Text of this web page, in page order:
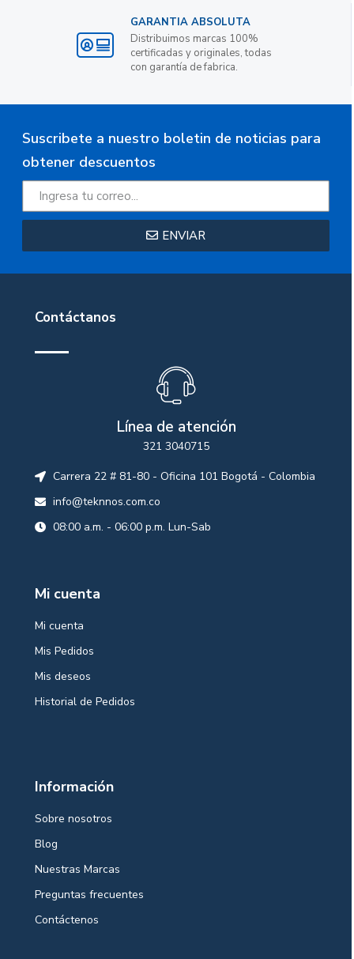
GARANTIA ABSOLUTA
Distribuimos marcas 100%
certificadas y originales, todas
con garantía de fabrica.
Suscribete a nuestro boletin de noticias para
obtener descuentos
ENVIAR
Contáctanos
Línea de atención
321 3040715
Carrera 22 # 81-80 - Oficina 101 Bogotá - Colombia
info@teknnos.com.co
08:00 a.m. - 06:00 p.m. Lun-Sab
Mi cuenta
Mi cuenta
Mis Pedidos
Mis deseos
Historial de Pedidos
Información
Sobre nosotros
Blog
Nuestras Marcas
Preguntas frecuentes
Contáctenos